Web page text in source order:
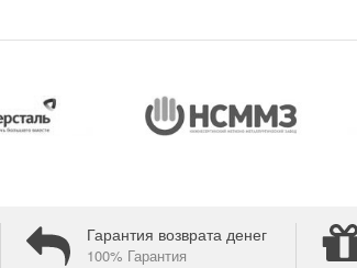
Гарантия возврата денег
100% Гарантия